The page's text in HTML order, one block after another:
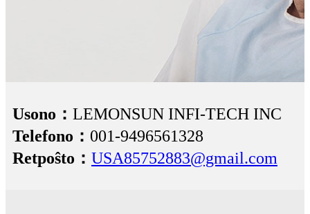
Usono： LEMONSUN INFI-TECH INC
Telefono： 001-9496561328
Retpoŝto： USA85752883@gmail.com